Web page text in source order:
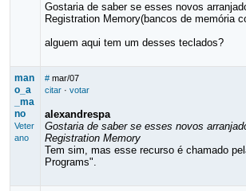
Gostaria de saber se esses novos
Registration Memory(bancos de memória
alguem aqui tem um desses teclados?
man
o_a
_ma
no
Veter
ano
# mar/07
citar· votar
alexandrespa
Gostaria de saber se esses novos
Registration Memory
Tem sim, mas esse recurso é chamado
Programs".